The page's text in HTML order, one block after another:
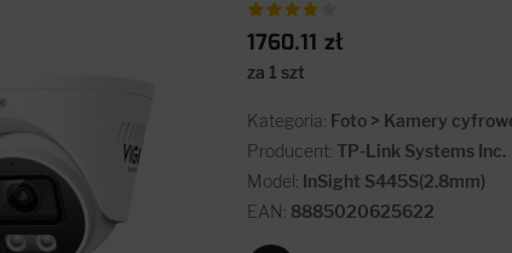
1760.11 zł
za 1 szt
Kategoria: Foto > Kamery
Producent: TP-Link Systems Inc.
Model: InSight S445S(2.8mm)
EAN: 8885020625622